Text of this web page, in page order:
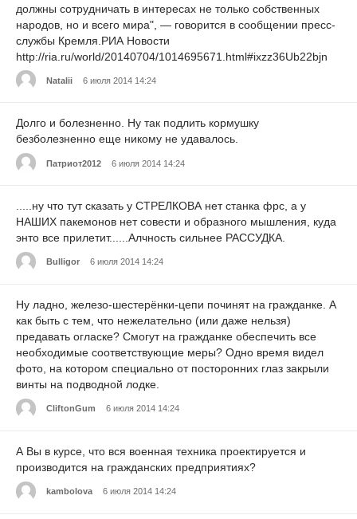
должны сотрудничать в интересах не только собственных
народов, но и всего мира", — говорится в сообщении пресс-
службы Кремля.РИА Новости
http://ria.ru/world/20140704/1014695671.html#ixzz36Ub22bjn
Natalii 6 июля 2014 14:24
Долго и болезненно. Ну так подлить кормушку
безболезненно еще никому не удавалось.
Патриот2012 6 июля 2014 14:24
.....ну что тут сказать у СТРЕЛКОВА нет станка фрс, а у
НАШИХ пакемонов нет совести и образного мышления, куда
энто все прилетит......Алчность сильнее РАССУДКА.
Bulligor 6 июля 2014 14:24
Ну ладно, железо-шестерёнки-цепи починят на гражданке. А
как быть с тем, что нежелательно (или даже нельзя)
предавать огласке? Смогут на гражданке обеспечить все
необходимые соответствующие меры? Одно время видел
фото, на котором специально от посторонних глаз закрыли
винты на подводной лодке.
CliftonGum 6 июля 2014 14:24
А Вы в курсе, что вся военная техника проектируется и
производится на гражданских предприятиях?
kambolova 6 июля 2014 14:24